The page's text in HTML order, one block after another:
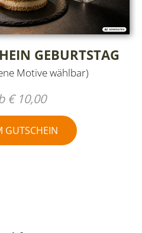
GEBURTSTAG
Motive wählbar)
€ 10,00
GUTSCHEIN